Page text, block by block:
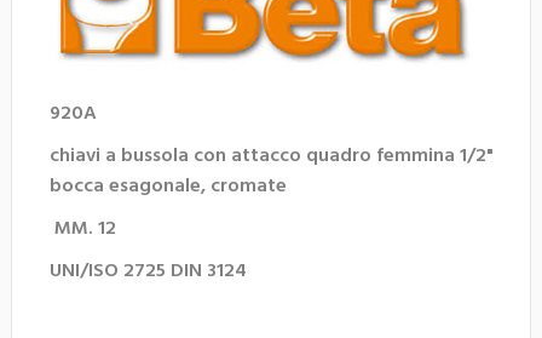
920A
chiavi a bussola con attacco quadro femmina 1/2"
bocca esagonale, cromate
MM. 12
UNI/ISO 2725 DIN 3124